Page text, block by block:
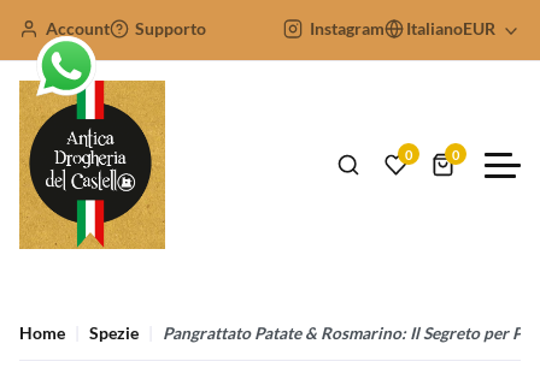
Account Supporto Instagram ItalianoEUR
0 0
Home Spezie Pangrattato Patate & Rosmarino: Il Segreto per